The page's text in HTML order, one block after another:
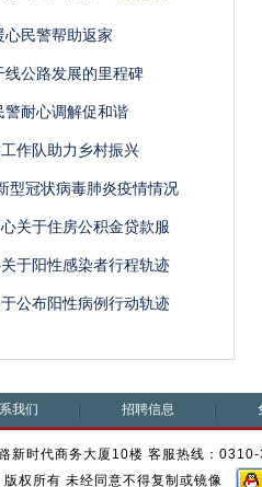
民警帮助返家
公路发展的里程碑
耐心调解促和谐
作队助力乡村振兴
型冠状病毒肺炎疫情情况
关于住房公积金贷款服
于阳性感染者行程轨迹
公布阳性病例行动轨迹
我们 招聘信息
新时代商务大厦10楼 客服热线：
权所有 未经同意不得复制或镜像